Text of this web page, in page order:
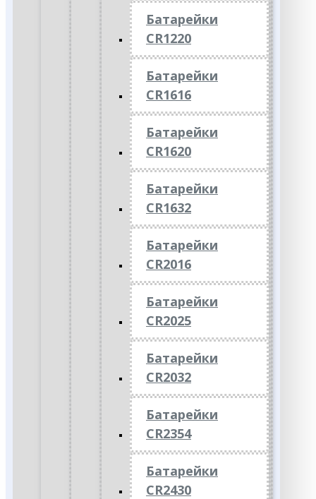
Батарейки
CR1220
Батарейки
CR1616
Батарейки
CR1620
Батарейки
CR1632
Батарейки
CR2016
Батарейки
CR2025
Батарейки
CR2032
Батарейки
CR2354
Батарейки
CR2430